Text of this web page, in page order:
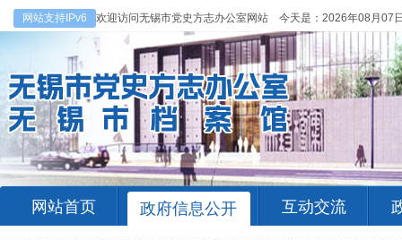
网站支持IPv6 欢迎访问无锡市党史方志办公室网站 今天是： 2026年08月07
网站首页 政府信息公开 互动交流